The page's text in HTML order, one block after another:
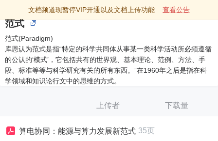
文档频道现暂停VIP开通以及文档上传功能 查看公告
范式
范式(Paradigm)
库恩认为范式是指“特定的科学共同体从事某一类科学活动所必须遵循
的公认的‘模式’，它包括共有的世界观、基本理论、范例、方法、手
段、标准等等与科学研究有关的所有东西。”在1960年之后是指在科
学领域和知识论行文中的思维的方式。
上传者 下载量
算电协同：能源与算力发展新范式 35页